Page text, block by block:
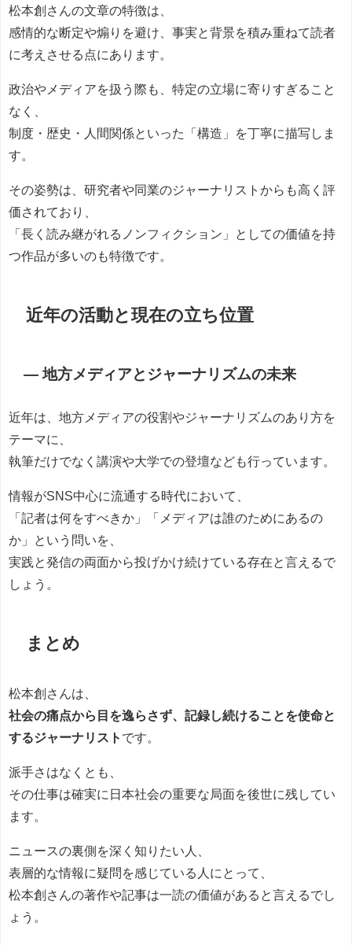
松本創さんの文章の特徴は、
感情的な断定や煽りを避け、事実と背景を積み重ねて読者
に考えさせる点にあります。
政治やメディアを扱う際も、特定の立場に寄りすぎること
なく、
制度・歴史・人間関係といった「構造」を丁寧に描写しま
す。
その姿勢は、研究者や同業のジャーナリストからも高く評
価されており、
「長く読み継がれるノンフィクション」としての価値を持
つ作品が多いのも特徴です。
近年の活動と現在の立ち位置
― 地方メディアとジャーナリズムの未来
近年は、地方メディアの役割やジャーナリズムのあり方を
テーマに、
執筆だけでなく講演や大学での登壇なども行っています。
情報がSNS中心に流通する時代において、
「記者は何をすべきか」「メディアは誰のためにあるの
か」という問いを、
実践と発信の両面から投げかけ続けている存在と言えるで
しょう。
まとめ
松本創さんは、
社会の痛点から目を逸らさず、記録し続けることを使命と
するジャーナリスト です。
派手さはなくとも、
その仕事は確実に日本社会の重要な局面を後世に残してい
ます。
ニュースの裏側を深く知りたい人、
表層的な情報に疑問を感じている人にとって、
松本創さんの著作や記事は一読の価値があると言えるでし
ょう。